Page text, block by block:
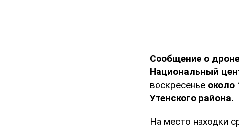
Сообщение о дроне
Национальный
воскресенье около
Утенского района.
На место находки